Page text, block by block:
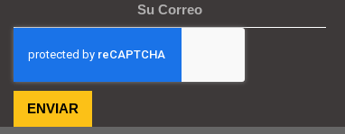
ENVIAR